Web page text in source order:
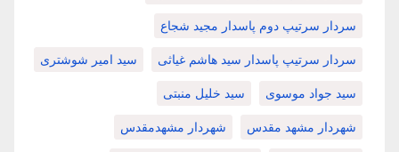
سردار سرتیپ دوم پاسدار مجید شجاع
سردار سرتیپ پاسدار سید هاشم غیاثی سید امیر شوشتری
سید جواد موسوی سید خلیل منبتی
شهردار مشهد مقدس شهردار مشهدمقدس